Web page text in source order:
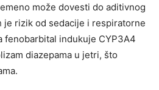
može dovesti do aditivnog
je rizik od sedacije i respiratorne
fenobarbital indukuje CYP3A4
diazepama u jetri, što